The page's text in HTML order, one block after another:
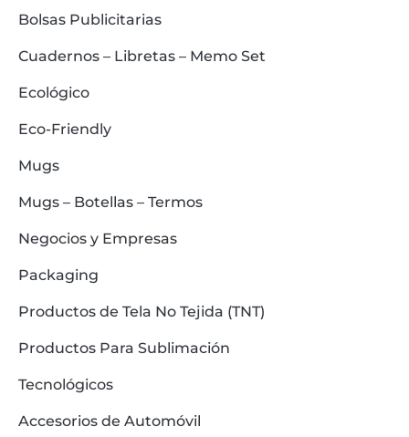
Bolsas Publicitarias
Cuadernos – Libretas – Memo Set
Ecológico
Eco-Friendly
Mugs
Mugs – Botellas – Termos
Negocios y Empresas
Packaging
Productos de Tela No Tejida (TNT)
Productos Para Sublimación
Tecnológicos
Accesorios de Automóvil